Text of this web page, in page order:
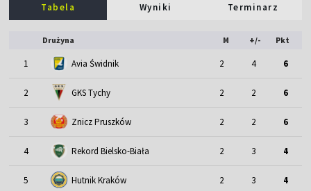
Tabela Wyniki Terminarz
Drużyna M +/- Pkt
1 Avia Świdnik 2 4 6
2 GKS Tychy 2 2 6
3 Znicz Pruszków 2 2 6
4 Rekord Bielsko-Biała 2 3 4
5 Hutnik Kraków 2 3 4